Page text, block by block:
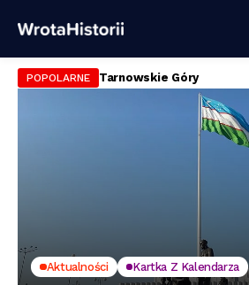
POPOLARNE Malbork
Aktualności Kartka Z Kalendarza